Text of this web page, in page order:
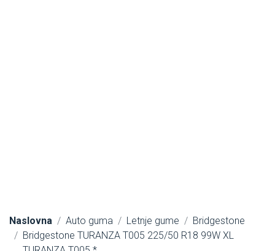
Naslovna Auto guma Letnje gume
Bridgestone
Bridgestone TURANZA T005 225/50 R18 99W XL